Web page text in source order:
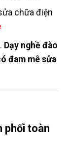
chữa điện
Dạy nghề đào
đam mê sửa
phối toàn